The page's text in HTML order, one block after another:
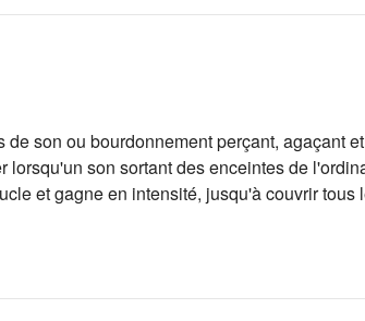
son ou bourdonnement perçant, agaçant et
son sortant des enceintes de
et gagne en intensité, jusqu'à couvrir tous